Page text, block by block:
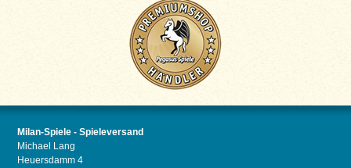
Milan-Spiele - Spieleversand
Michael Lang
Heuersdamm 4